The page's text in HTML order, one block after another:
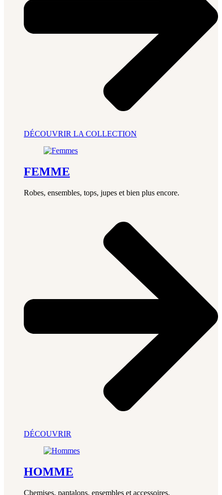
DÉCOUVRIR LA COLLECTION
FEMME
Robes, ensembles, tops, jupes et bien plus encore.
DÉCOUVRIR
HOMME
Chemises, pantalons, ensembles et accessoires.